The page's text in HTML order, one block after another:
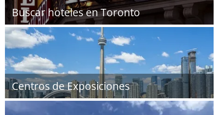
Buscar hoteles en Toronto
Centros de Exposiciones